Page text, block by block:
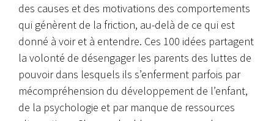
des causes et des motivations des comportements
qui génèrent de la friction, au-delà de ce qui est
donné à voir et à entendre. Ces 100 idées partagent
la volonté de désengager les parents des luttes de
pouvoir dans lesquels ils s’enferment parfois par
mécompréhension du développement de l’enfant,
de la psychologie et par manque de ressources